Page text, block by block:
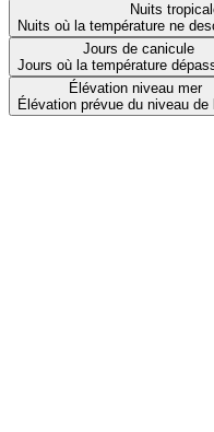
Nuits
Nuits où la température ne
Jours de canicule
Jours où la température
Élévation niveau mer
Élévation prévue du niveau de